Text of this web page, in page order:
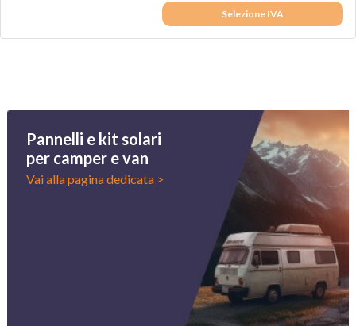
Selezione IVA
Pannelli e kit solari
per camper e van
Vai alla pagina dedicata >